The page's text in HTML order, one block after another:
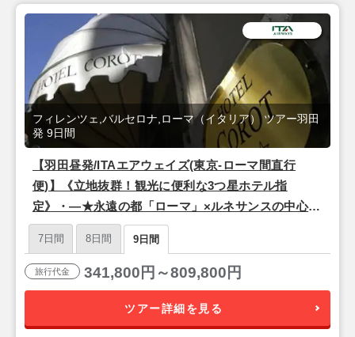
【羽田昼発/ITAエアウェイズ(東京-ローマ間直行
便)】《立地抜群！観光に便利な3つ星ホテル指
定》・―★永遠の都「ローマ」×ルネサンスの中心地
「フィレンツェ」×情熱の街「バルセロナ」★―・9
日間
フィレンツェ,バルセロナ,ローマ（イタリア） ツアー羽田
発 9日間
7日間 8日間 9日間
旅行代金 341,800円～809,800円
ツアー詳細を見る